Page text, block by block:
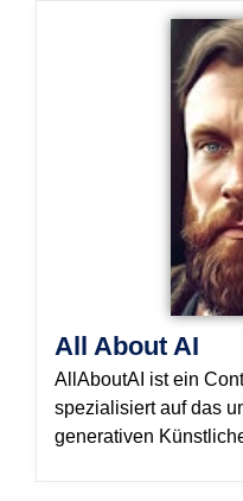
All About AI
AllAboutAI ist ein
spezialisiert auf das
generativen